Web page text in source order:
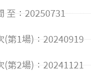
至：20250731
(第1場)：20240919
(第2場)：20241121